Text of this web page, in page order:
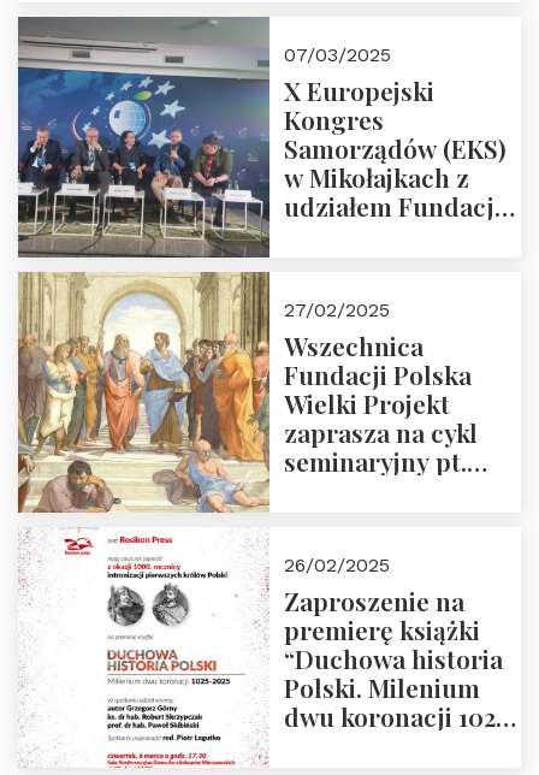
07/03/2025
X Europejski
Kongres
Samorządów (EKS)
w Mikołajkach z
udziałem Fundacji
27/02/2025
Wszechnica
Fundacji Polska
Wielki Projekt
zaprasza na cykl
seminaryjny pt.
26/02/2025
Zaproszenie na
premierę książki
“Duchowa historia
Polski. Milenium
dwu koronacji 1025-